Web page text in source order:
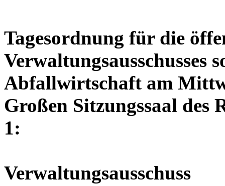
Tagesordnung für die
Verwaltungsausschusses
Abfallwirtschaft am
Großen Sitzungssaal des
1:
Verwaltungsausschuss